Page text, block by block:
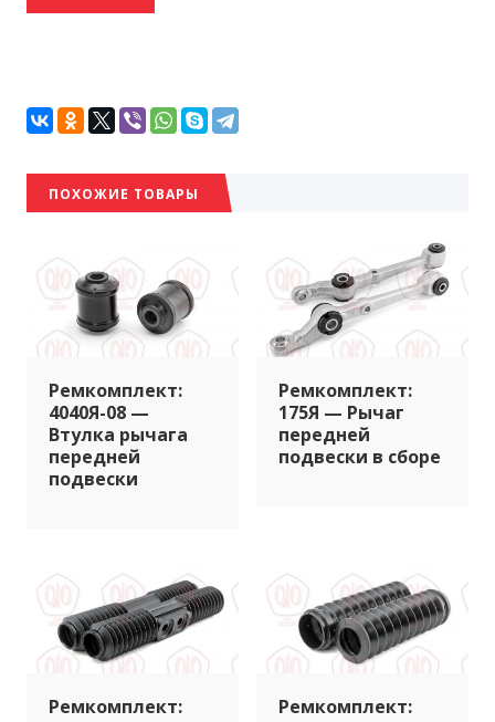
ПОХОЖИЕ ТОВАРЫ
Ремкомплект:
4040Я-08 —
Втулка рычага
передней
подвески
Ремкомплект:
175Я — Рычаг
передней
подвески в сборе
Ремкомплект:
Ремкомплект: